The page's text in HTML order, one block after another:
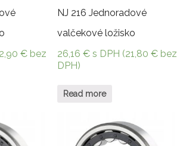
€ bez
NJ 216 Jednoradové
valčekové ložisko
26,16€ s DPH (21,80€ bez
DPH)
Read more